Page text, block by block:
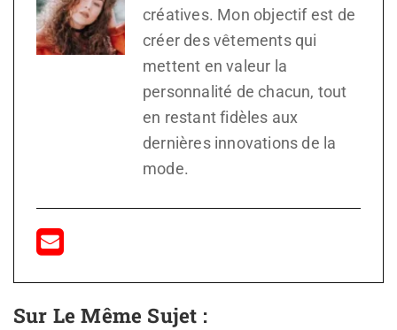
créatives. Mon objectif est de
créer des vêtements qui
mettent en valeur la
personnalité de chacun, tout
en restant fidèles aux
dernières innovations de la
mode.
Sur Le Même Sujet :